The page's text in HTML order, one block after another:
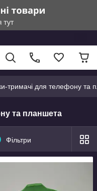
тримачі для телефону та
та планшета
Фільтри